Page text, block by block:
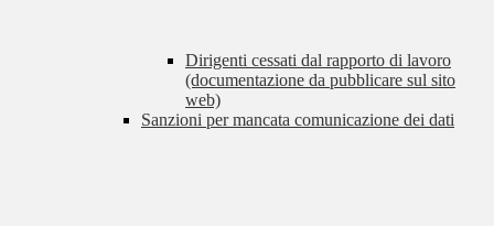
Dirigenti cessati dal rapporto di lavoro
(documentazione da pubblicare sul sito
web)
Sanzioni per mancata comunicazione dei dati